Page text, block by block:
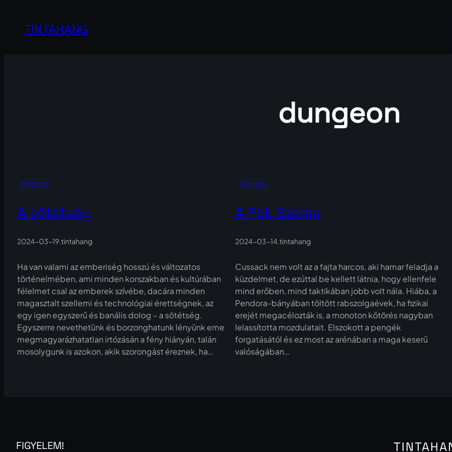
tartalomhoz
TINTAHANG
dungeon
Misztika
A sötétség
2024-03-19 tintahang
Ha van valami az emberiség hosszú és változatos
történelmében, ami minden korszakban és kultúrában
félelmet csal az emberek szívébe, dacára minden
magasztalt szellemi és technológiai érettségnek, az
egy igen egyszerű és banális dolog – a sötétség.
Egyszerre nevethetünk és borzonghatunk lényünk eme
megmagyarázhatatlan irtózásán a fény hiányán, talán
mosolygunk is azokon, akik szorongást éreznek, ha…
Fantasy
A Pók Szeme
2024-03-14 tintahang
Cussack nem volt az a fajta harcos, aki hamar feladja a
küzdelmet, de ezúttal be kellett látnia, hogy ellenfele
mind erőben, mind taktikában jobb volt nála. Hiába, a
Pendora-bányában töltött rabszolgaévek, ha fizikai
erejét megacélozták is, a monoton kőtörés nagyban
lelassította mozdulatait. Elszokott a pengék
forgatásától és ez most az arénában a maga keserű
valóságában…
FIGYELEM!